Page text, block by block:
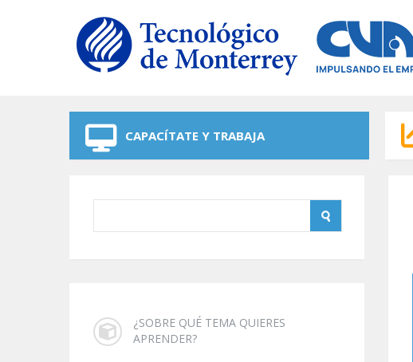
CAPACÍTATE Y TRABAJA
¿SOBRE QUÉ TEMA QUIERES
APRENDER?